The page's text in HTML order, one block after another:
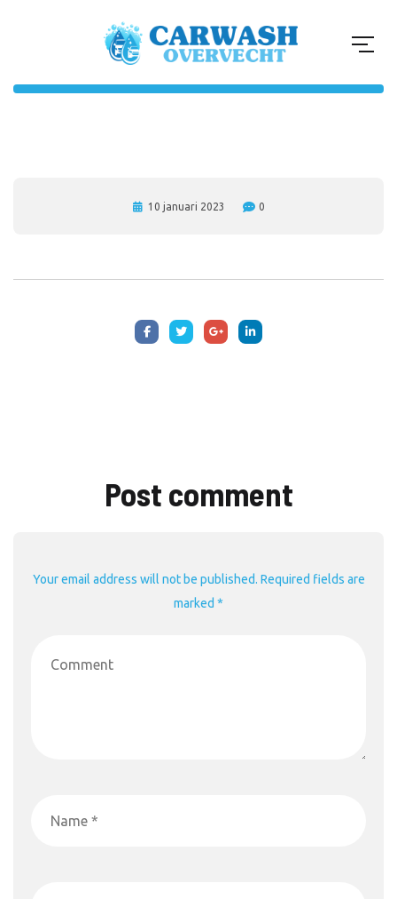
10 januari 2023 0
Post comment
Your email address will not be published. Required fields are
marked *